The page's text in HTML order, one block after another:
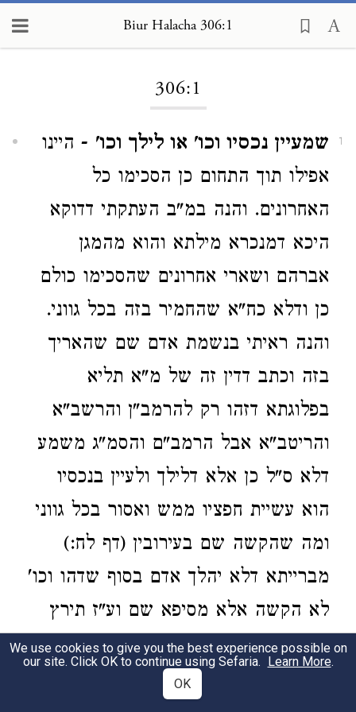
Biur Halacha 306:1
306:1
1 שמעיין נכסיו וכו' או לילך וכו' - היינו
אפילו תוך התחום כן הסכימו כל
האחרונים. והנה במ"ב העתקתי דדוקא
היכא דמנכרא מילתא והוא מהמגן
אברהם ושארי אחרונים שהסכימו כולם
כן ודלא כח"א שהחמיר בזה בכל גווני.
והנה ראיתי בנשמת אדם שם שהאריך
בזה וכתב דדין זה של מ"א תליא
בפלוגתא דזהו רק להרמב"ן והרשב"א
והריטב"א אבל הרמב"ם והסמ"ג משמע
דלא ס"ל כן אלא דלילך ולעיין בנכסיו
הוא עשיית חפציו ממש ואסור בכל גווני
ומה שהקשה שם בעירובין (דף לח:)
מברייתא דלא יהלך אדם בסוף שדהו וכו'
לא הקשה אלא מסיפא שם וע"ז תירץ
התם מוכחא מילתא אבל הא דלילך
ולעיין בשדהו לא בעינן שיהא מינכר
We use cookies to give you the best experience possible on
our site. Click OK to continue using Sefaria. Learn More.
OK